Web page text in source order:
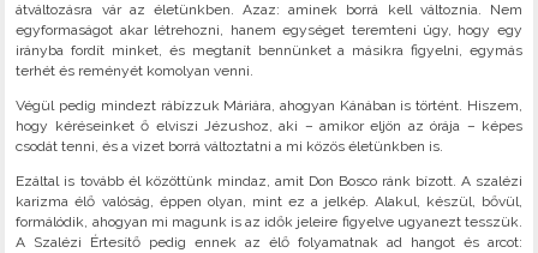
átváltozásra vár az életünkben. Azaz: aminek borrá kell változnia. Nem
egyformaságot akar létrehozni, hanem egységet teremteni úgy, hogy egy
irányba fordít minket, és megtanít bennünket a másikra figyelni, egymás
terhét és reményét komolyan venni.
Végül pedig mindezt rábízzuk Máriára, ahogyan Kánában is történt. Hiszem,
hogy kéréseinket ő elviszi Jézushoz, aki – amikor eljön az órája – képes
csodát tenni, és a vizet borrá változtatni a mi közös életünkben is.
Ezáltal is tovább él közöttünk mindaz, amit Don Bosco ránk bízott. A szalézi
karizma élő valóság, éppen olyan, mint ez a jelkép. Alakul, készül, bővül,
formálódik, ahogyan mi magunk is az idők jeleire figyelve ugyanezt tesszük.
A Szalézi Értesítő pedig ennek az élő folyamatnak ad hangot és arcot: